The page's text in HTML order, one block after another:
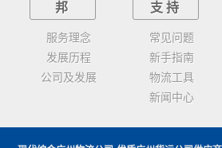
邦
服务理念
发展历程
公司及发展
支持
常见问题
新手指南
物流工具
新闻中心